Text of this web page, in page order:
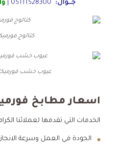
جــوال: 05111528300
كتالوج
عيوب خشب
اسعار مطابخ
الخدمات التي تقدمها لعملائنا
الجودة في العمل وسرعة الانجاز